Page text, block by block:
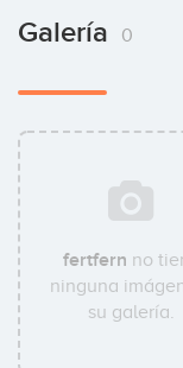
Galería 0
fertfern no
ninguna
su galería.